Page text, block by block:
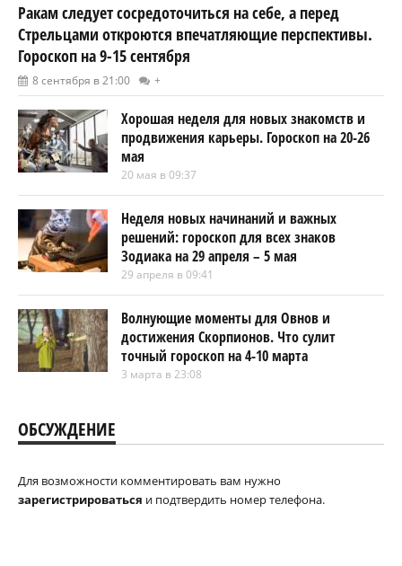
Ракам следует сосредоточиться на себе, а перед
Стрельцами откроются впечатляющие перспективы.
Гороскоп на 9-15 сентября
8 сентября в 21:00 +
Хорошая неделя для новых знакомств и
продвижения карьеры. Гороскоп на 20-26
мая
20 мая в 09:37
Неделя новых начинаний и важных
решений: гороскоп для всех знаков
Зодиака на 29 апреля – 5 мая
29 апреля в 09:41
Волнующие моменты для Овнов и
достижения Скорпионов. Что сулит
точный гороскоп на 4-10 марта
3 марта в 23:08
ОБСУЖДЕНИЕ
Для возможности комментировать вам нужно
зарегистрироваться и подтвердить номер телефона.